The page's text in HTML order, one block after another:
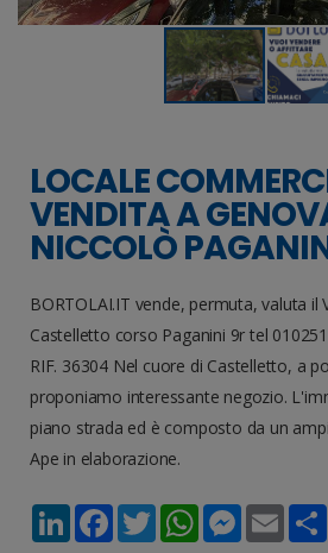
LOCALE
VENDITA A
NICCOLÒ
BORTOLAI.IT vende, permuta, valuta il
Castelletto corso Paganini 9r tel
RIF. 36304 Nel cuore di Castelletto, a
proponiamo interessante negozio.
piano strada ed è composto da un
Ape in elaborazione.
LinkedInFacebook
TwitterWhatsAppMessenger
Email